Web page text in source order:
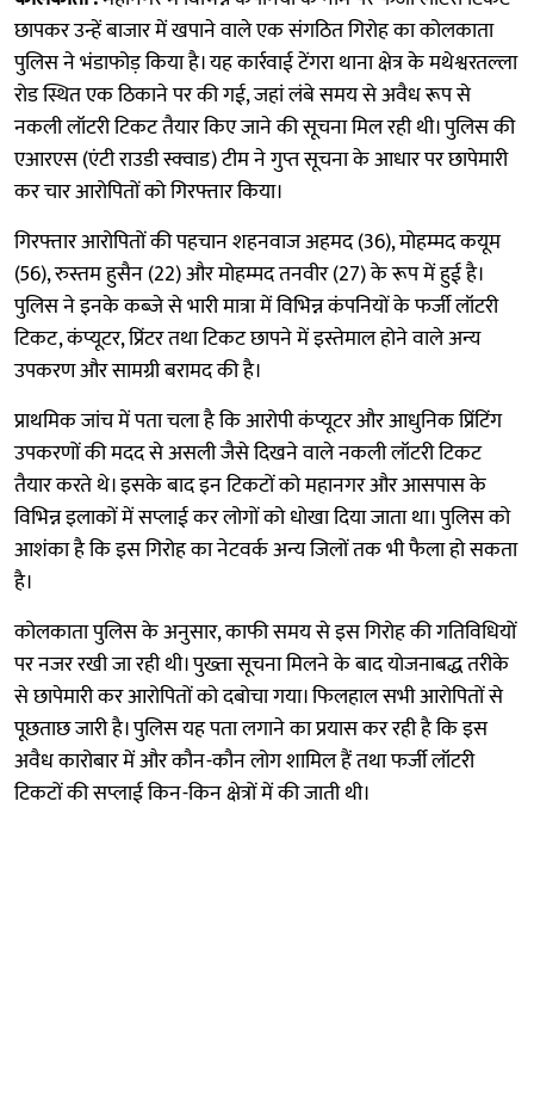
छापकर उन्हें बाजार में खपाने वाले एक संगठित गिरोह का कोलकाता
पुलिस ने भंडाफोड़ किया है। यह कार्रवाई टेंगरा थाना क्षेत्र के मथेश्वरतल्ला
रोड स्थित एक ठिकाने पर की गई, जहां लंबे समय से अवैध रूप से
नकली लॉटरी टिकट तैयार किए जाने की सूचना मिल रही थी। पुलिस की
एआरएस (एंटी राउडी स्क्वाड) टीम ने गुप्त सूचना के आधार पर छापेमारी
कर चार आरोपितों को गिरफ्तार किया।
गिरफ्तार आरोपितों की पहचान शहनवाज अहमद (36), मोहम्मद कयूम
(56), रुस्तम हुसैन (22) और मोहम्मद तनवीर (27) के रूप में हुई है।
पुलिस ने इनके कब्जे से भारी मात्रा में विभिन्न कंपनियों के फर्जी लॉटरी
टिकट, कंप्यूटर, प्रिंटर तथा टिकट छापने में इस्तेमाल होने वाले अन्य
उपकरण और सामग्री बरामद की है।
प्राथमिक जांच में पता चला है कि आरोपी कंप्यूटर और आधुनिक प्रिंटिंग
उपकरणों की मदद से असली जैसे दिखने वाले नकली लॉटरी टिकट
तैयार करते थे। इसके बाद इन टिकटों को महानगर और आसपास के
विभिन्न इलाकों में सप्लाई कर लोगों को धोखा दिया जाता था। पुलिस को
आशंका है कि इस गिरोह का नेटवर्क अन्य जिलों तक भी फैला हो सकता
है।
कोलकाता पुलिस के अनुसार, काफी समय से इस गिरोह की गतिविधियों
पर नजर रखी जा रही थी। पुख्ता सूचना मिलने के बाद योजनाबद्ध तरीके
से छापेमारी कर आरोपितों को दबोचा गया। फिलहाल सभी आरोपितों से
पूछताछ जारी है। पुलिस यह पता लगाने का प्रयास कर रही है कि इस
अवैध कारोबार में और कौन-कौन लोग शामिल हैं तथा फर्जी लॉटरी
टिकटों की सप्लाई किन-किन क्षेत्रों में की जाती थी।